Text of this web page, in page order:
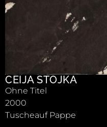
CEIJA STOJKA
Ohne Titel
2000
Tuscheauf Pappe